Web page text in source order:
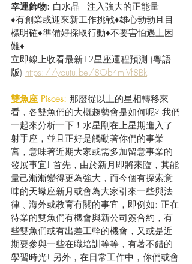
幸運飾物: 白水晶 - 注入強大的正能量
♦有創業或迎來新工作挑戰♦雄心勃勃且目
標明確♦準備好採取行動♦不要害怕遇上困
難♦
立即線上收看最新12星座運程預測 (粵語
版) https://youtu.be/8Ob4mIVf8Bk
雙魚座 Pisces: 那麼從以上的星相轉移來
看，各雙魚們的大概趨勢會是如何呢? 我們
一起來分析一下！水星剛在上星期進入了
射手座，並且正好是觸動著你們的事業
宮，意味著近期大家或需多加留意事業的
發展事宜! 首先，由於新月即將來臨，其能
量己漸漸變得更為強大，而今個有探索意
味的天蠍座新月或會為大家引來一些與法
律﹑海外或教育有關的事宜，即例如: 正在
待業的雙魚們有機會與新公司簽合約，有
些雙魚們或有出差工幹的機會，又或是近
期要參與一些在職培訓等等，有著不錯的
學習時光! 另外，在日常工作中，你們或會